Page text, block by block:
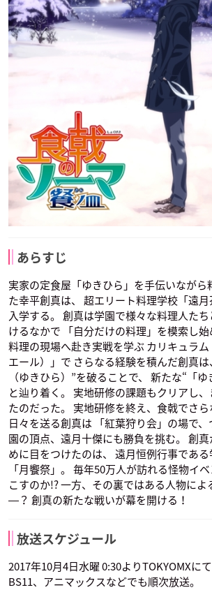
あらすじ
実家の定食屋「ゆきひら」を手伝いながら
た幸平創真は、 超エリート料理学校「遠
入学する。 創真は学園で様々な料理人た
けるなかで 「自分だけの料理」を模索し
料理の現場へ赴き実戦を学ぶ カリキュラ
エール）」で さらなる経験を積んだ創真
（ゆきひら）”を破ることで、 新たな“「
と辿り着く。 実地研修の課題もクリアし
たのだった。 実地研修を終え、食戟でさ
日々を送る創真は 「紅葉狩り会」の場で
園の頂点、遠月十傑にも勝負を挑む。 創
めに目をつけたのは、 遠月恒例行事であ
「月饗祭」。 毎年50万人が訪れる怪物イ
こすのか!? 一方、その裏ではある人物に
―？ 創真の新たな戦いが幕を開ける！
放送スケジュール
2017年10月4日水曜 0:30よりTOKYOMXにて
BS11、アニマックスなどでも順次放送。